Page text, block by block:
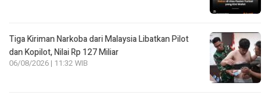
Tiga Kiriman Narkoba dari Malaysia Libatkan Pilot
dan Kopilot, Nilai Rp 127 Miliar
06/08/2026 | 11:32 WIB